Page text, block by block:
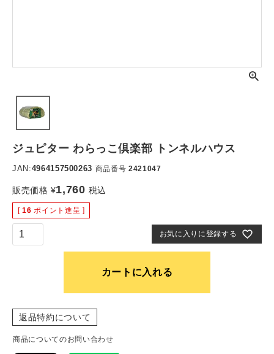
ジュピター わらっこ倶楽部 トンネルハウス
JAN:4964157500263 商品番号 2421047
販売価格 ¥1,760 税込
[ 16 ポイント進呈 ]
お気に入りに登録する
カートに入れる
返品特約について
商品についてのお問い合わせ